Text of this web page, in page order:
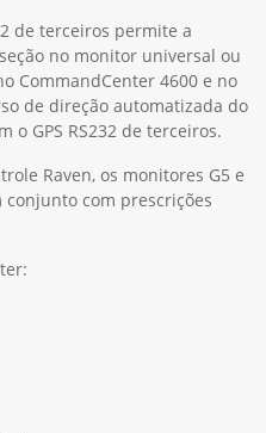
de terceiros permite a
no monitor universal ou
CommandCenter 4600 e no
de direção automatizada do
o GPS RS232 de terceiros.
Raven, os monitores G5 e
com prescrições